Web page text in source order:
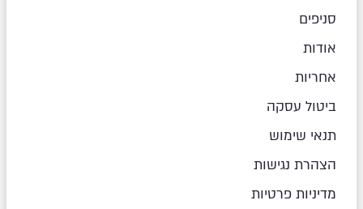
סניפים
אודות
אחריות
ביטול עסקה
תנאי שימוש
הצהרת נגישות
מדיניות פרטיות